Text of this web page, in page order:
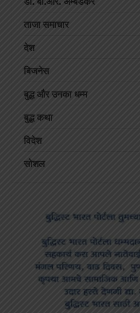
ताजा समाचार
देश
बिजनेस
बुद्ध और उनका धम्म
बुद्ध कथा
विदेश
सोशल